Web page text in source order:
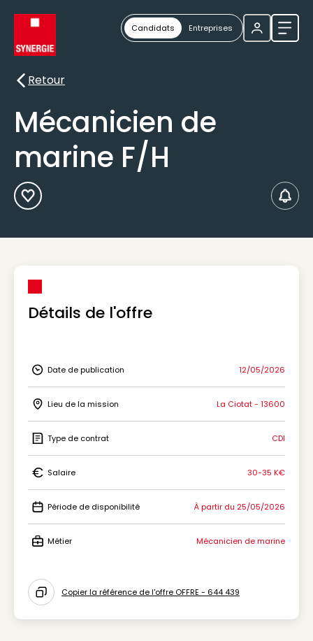
Candidats Entreprises
Retour
Retour
Mécanicien de
marine F/H
Ajouter aux Favoris
Détails de l'offre
Icon Date de publication
Date de publication 12/05/2026
Icon Lieu de la mission
Lieu de la mission La Ciotat - 13600
Icon Type de contrat
Type de contrat CDI
Icon Salaire
Salaire 30-35 K€
Icon Période de disponibilité
Période de disponibilité À partir du 25/05/2026
Métier Mécanicien de marine
Icon copy to clipboard
Copier la référence de l'offre OFFRE - 644 439